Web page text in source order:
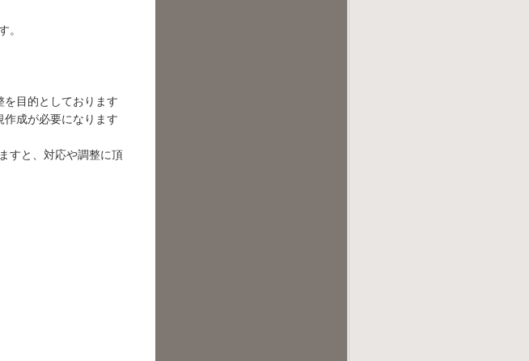
。
を目的としております
作成が必要になります
すと、対応や調整に頂